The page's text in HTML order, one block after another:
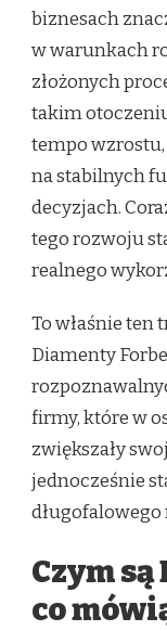
biznesach
w warunkach
złożonych
takim
tempo wzrostu,
na stabilnych
decyzjach.
tego rozwoju
realnego
To właśnie
Diamenty
firmy, które w
zwiększały
jednocześnie
Czym
co